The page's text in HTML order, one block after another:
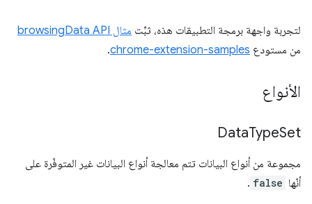
لتجربة واجهة برمجة التطبيقات هذه، ثبِّت مثال browsingData API
من مستودع chrome-extension-samples
.
الأنواع
DataTypeSet
مجموعة من أنواع البيانات تتم معالجة أنواع البيانات غير المتوفّرة على
أنّها false
.